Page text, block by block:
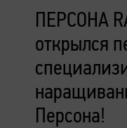
ПЕРСОНА
открылся
Персона!